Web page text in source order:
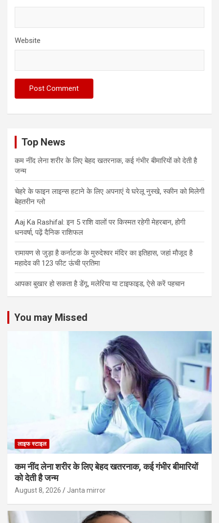
Website
Top News
कम नींद लेना शरीर के लिए बेहद खतरनाक, कई गंभीर बीमारियों को देती है
जन्म
चेहरे के फाइन लाइन्स हटाने के लिए अपनाएं ये घरेलू नुस्खे, स्कीन को मिलेगी
बेहतरीन ग्लो
Aaj Ka Rashifal: इन 5 राशि वालों पर किस्मत रहेगी मेहरबान, होगी
धनवर्षा, पढ़ें दैनिक राशिफल
रामायण से जुड़ा है कर्नाटक के मुरुदेश्वर मंदिर का इतिहास, जहां मौजूद है
महादेव की 123 फीट ऊंची प्रतिमा
आपका बुखार हो सकता है डेंगू, मलेरिया या टाइफाइड, ऐसे करें पहचान
You may Missed
लाइफ स्टाइल
कम नींद लेना शरीर के लिए बेहद खतरनाक, कई गंभीर बीमारियों
को देती है जन्म
August 8, 2026 Janta mirror